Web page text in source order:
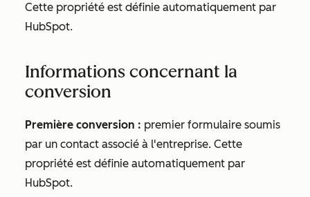
Cette propriété est définie automatiquement par
HubSpot.
Informations concernant la
conversion
Première conversion : premier formulaire soumis
par un contact associé à l'entreprise. Cette
propriété est définie automatiquement par
HubSpot.